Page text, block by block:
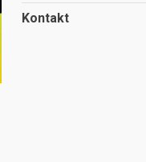
Kontakt